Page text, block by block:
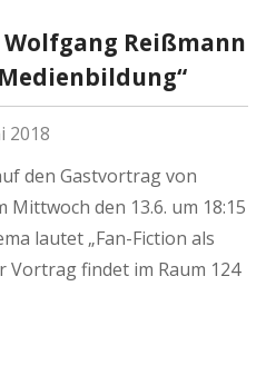
Reißmann
2018
den Gastvortrag von
den 13.6. um 18:15
lautet „Fan-Fiction als
Vortrag findet im Raum 124